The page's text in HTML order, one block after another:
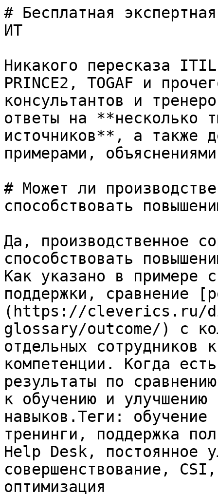
# Бесплатная
ИТ
Никакого пересказа
PRINCE2, TOGAF и
консультантов и
ответы на **несколько
источников**, а также
примерами,
# Может ли
способствовать
Да, производственное
способствовать
Как указано в примере
поддержки, сравнение
(https://cleverics.ru/
glossary/outcome/) с
отдельных сотрудников
компетенции. Когда
результаты по
к обучению и улучшению
навыков.Теги:
тренинги, поддержка
Help Desk, постоянное
совершенствование,
оптимизация